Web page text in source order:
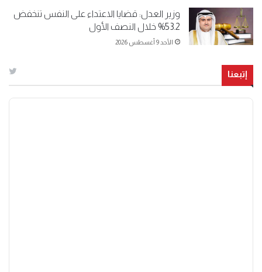
وزير العدل: قضايا الاعتداء على النفس تنخفض
53.2% خلال النصف الأول
الأحد 9 أغسطس 2026
إتبعنا